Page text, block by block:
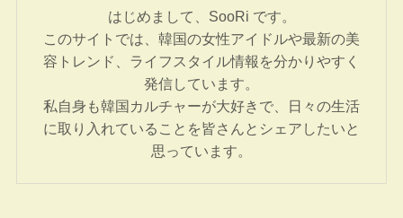
はじめまして、SooRi です。
このサイトでは、韓国の女性アイドルや最新の美
容トレンド、ライフスタイル情報を分かりやすく
発信しています。
私自身も韓国カルチャーが大好きで、日々の生活
に取り入れていることを皆さんとシェアしたいと
思っています。